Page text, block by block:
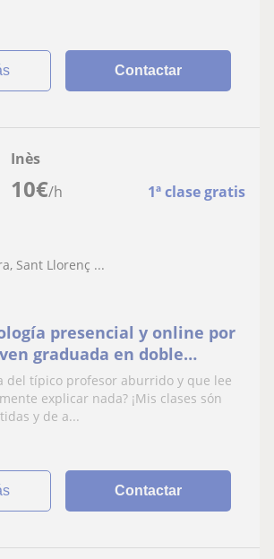
Contactar
10€/h 1ª clase gratis
Inès
Sant Llorenç ...
presencial y online por
graduada en doble
Biología y Ciencias
del típico profesor aburrido y que lee
explicar nada? ¡Mis clases són
y de a...
Contactar